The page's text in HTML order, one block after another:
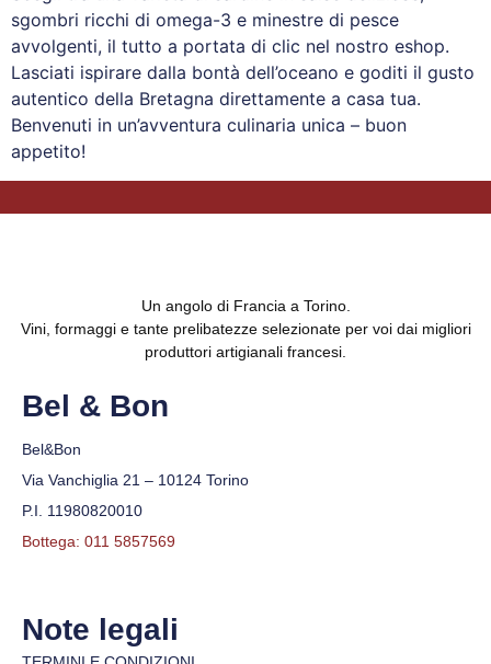
sgombri ricchi di omega-3 e minestre di pesce
avvolgenti, il tutto a portata di clic nel nostro eshop.
Lasciati ispirare dalla bontà dell’oceano e goditi il gusto
autentico della Bretagna direttamente a casa tua.
Benvenuti in un’avventura culinaria unica – buon
appetito!
Un angolo di Francia a Torino.
Vini, formaggi e tante prelibatezze selezionate per voi dai migliori
produttori artigianali francesi.
Bel & Bon
Bel&Bon
Via Vanchiglia 21 – 10124 Torino
P.I. 11980820010
Bottega: 011 5857569
Note legali